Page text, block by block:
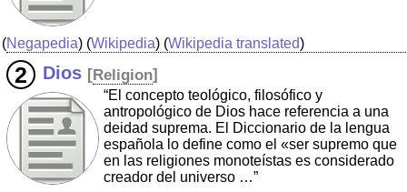
(Negapedia) (Wikipedia) (Wikipedia translated)
Dios [Religion]
“El concepto teológico, filosófico y
antropológico de Dios hace referencia a una
deidad suprema. El Diccionario de la lengua
española lo define como el «ser supremo que
en las religiones monoteístas es considerado
creador del universo …”